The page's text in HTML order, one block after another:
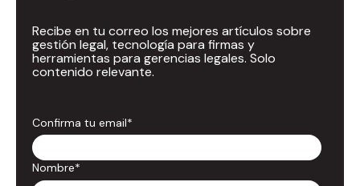
Recibe en tu correo los mejores artículos sobre
gestión legal, tecnología para firmas y
herramientas para gerencias legales. Solo
contenido relevante.
Confirma tu email*
Nombre*